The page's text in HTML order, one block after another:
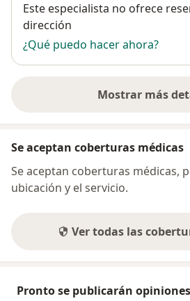
Disponibilidad
Este especialista no ofrece
dirección
¿Qué puedo hacer ahora?
Mostrar mássobre
Se aceptan coberturas médicas
Se aceptan coberturas médicas,
ubicación y el servicio.
Ver todas las
Pronto se publicarán opiniones